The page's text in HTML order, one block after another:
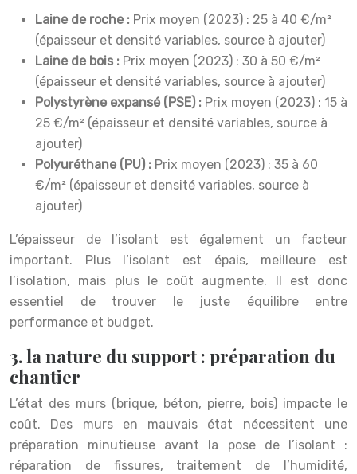
Laine de roche : Prix moyen (2023) : 25 à 40 €/m²
(épaisseur et densité variables, source à ajouter)
Laine de bois : Prix moyen (2023) : 30 à 50 €/m²
(épaisseur et densité variables, source à ajouter)
Polystyrène expansé (PSE) : Prix moyen (2023) : 15 à
25 €/m² (épaisseur et densité variables, source à
ajouter)
Polyuréthane (PU) : Prix moyen (2023) : 35 à 60
€/m² (épaisseur et densité variables, source à
ajouter)
L’épaisseur de l’isolant est également un facteur
important. Plus l’isolant est épais, meilleure est
l’isolation, mais plus le coût augmente. Il est donc
essentiel de trouver le juste équilibre entre
performance et budget.
3. la nature du support : préparation du
chantier
L’état des murs (brique, béton, pierre, bois) impacte le
coût. Des murs en mauvais état nécessitent une
préparation minutieuse avant la pose de l’isolant :
réparation de fissures, traitement de l’humidité,